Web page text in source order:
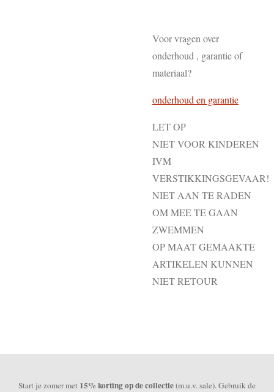
Voor vragen over
onderhoud , garantie of
materiaal?
onderhoud en garantie
LET OP
NIET VOOR KINDEREN
IVM
VERSTIKKINGSGEVAAR!
NIET AAN TE RADEN
OM MEE TE GAAN
ZWEMMEN
OP MAAT GEMAAKTE
ARTIKELEN KUNNEN
NIET RETOUR
Start je zomer met 15% korting op de collectie(m.u.v. sale). Gebruik de